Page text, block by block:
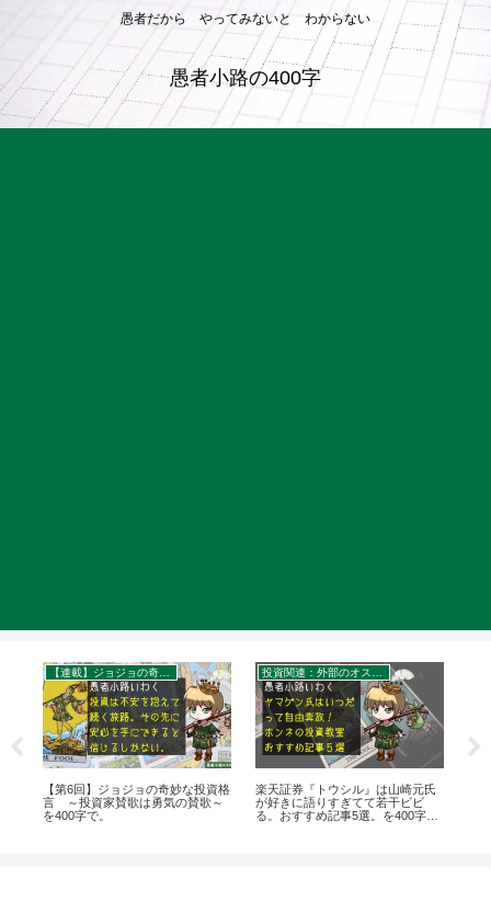
愚者だから やってみないと わからない
愚者小路の400字
【第6回】ジョジョの奇妙な投資格
言 ～投資家賛歌は勇気の賛歌～
を400字で。
楽天証券『トウシル』は山崎元氏
が好きに語りすぎてて若干ビビ
る。おすすめ記事5選。を400字